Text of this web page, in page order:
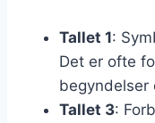
Tallet 1:
Det er ofte
begyndelser
Tallet 3: